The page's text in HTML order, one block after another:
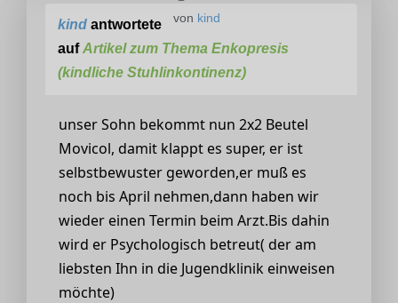
von kind
kind antwortete
aufArtikel zum Thema Enkopresis
(kindliche Stuhlinkontinenz)
unser Sohn bekommt nun 2x2 Beutel
Movicol, damit klappt es super, er ist
selbstbewuster geworden,er muß es
noch bis April nehmen,dann haben wir
wieder einen Termin beim Arzt.Bis dahin
wird er Psychologisch betreut( der am
liebsten Ihn in die Jugendklinik einweisen
möchte)